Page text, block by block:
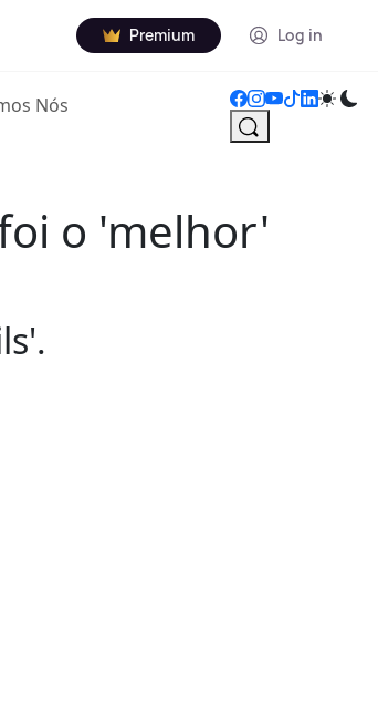
Premium Log in
Nós
o 'melhor'